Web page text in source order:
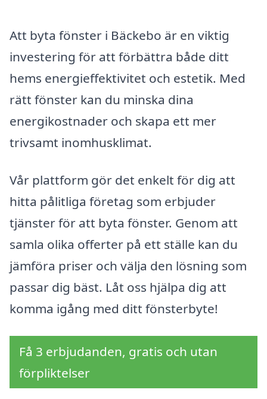
Att byta fönster i Bäckebo är en viktig
investering för att förbättra både ditt
hems energieffektivitet och estetik. Med
rätt fönster kan du minska dina
energikostnader och skapa ett mer
trivsamt inomhusklimat.
Vår plattform gör det enkelt för dig att
hitta pålitliga företag som erbjuder
tjänster för att byta fönster. Genom att
samla olika offerter på ett ställe kan du
jämföra priser och välja den lösning som
passar dig bäst. Låt oss hjälpa dig att
komma igång med ditt fönsterbyte!
Få 3 erbjudanden, gratis och utan
förpliktelser